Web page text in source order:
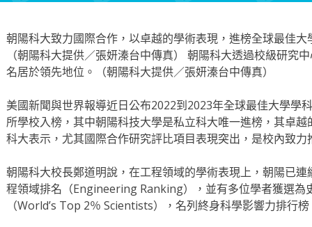
朝陽科大致力國際合作，以卓越的學術表現，進榜全球最佳
（朝陽科大提供／張妍溱台中傳真） 朝陽科大透過校級研究
名居於領先地位。（朝陽科大提供／張妍溱台中傳真）
美國新聞與世界報導近日公布2022到2023年全球最佳大學學
所學校入榜，其中朝陽科技大學是私立科大唯一進榜，其卓
科大表示，尤其國際合作研究評比項目表現突出，是校內致
朝陽科大校長鄭道明說，在工程領域的學術表現上，朝陽已
程領域排名（Engineering Ranking），並有多位學者獲選為
（World’s Top 2％ Scientists），名列終身科學影響力排行